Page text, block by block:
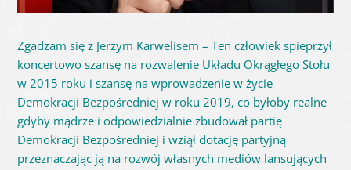
Zgadzam się z Jerzym Karwelisem – Ten człowiek spieprzył
koncertowo szansę na rozwalenie Układu Okrągłego Stołu
w 2015 roku i szansę na wprowadzenie w życie
Demokracji Bezpośredniej w roku 2019, co byłoby realne
gdyby mądrze i odpowiedzialnie zbudował partię
Demokracji Bezpośredniej i wziął dotację partyjną
przeznaczając ją na rozwój własnych mediów lansujących